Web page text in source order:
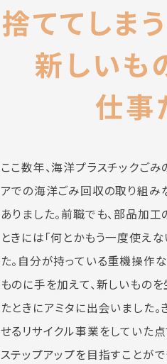
捨ててしま
新しいも
仕事
ここ数年、海洋プラスチックご
アでの海洋ごみ回収の取り組み
ありました。前職でも、部品加
ときには「何とかもう一度使え
た。自分が持っている重機操作
ものに手を加えて、新しいもの
たときにアミタに出会いました
せるリサイクル事業をしていた
ステップアップを目指すことが